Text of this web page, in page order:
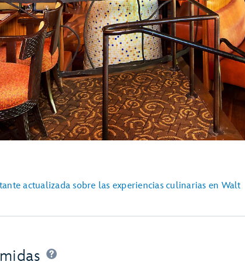
actualizada sobre las experiencias culinarias en Walt